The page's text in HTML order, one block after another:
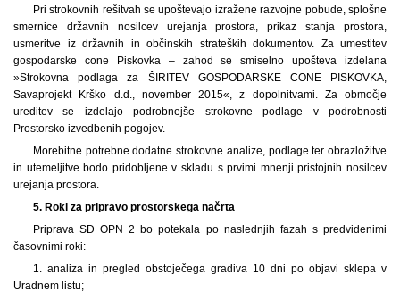
Pri strokovnih rešitvah se upoštevajo izražene razvojne pobude, splošne
smernice državnih nosilcev urejanja prostora, prikaz stanja prostora,
usmeritve iz državnih in občinskih strateških dokumentov. Za umestitev
gospodarske cone Piskovka – zahod se smiselno upošteva izdelana
»Strokovna podlaga za ŠIRITEV GOSPODARSKE CONE PISKOVKA,
Savaprojekt Krško d.d., november 2015«, z dopolnitvami. Za območje
ureditev se izdelajo podrobnejše strokovne podlage v podrobnosti
Prostorsko izvedbenih pogojev.
Morebitne potrebne dodatne strokovne analize, podlage ter obrazložitve
in utemeljitve bodo pridobljene v skladu s prvimi mnenji pristojnih nosilcev
urejanja prostora.
5. Roki za pripravo prostorskega načrta
Priprava SD OPN 2 bo potekala po naslednjih fazah s predvidenimi
časovnimi roki:
1. analiza in pregled obstoječega gradiva 10 dni po objavi sklepa v
Uradnem listu;